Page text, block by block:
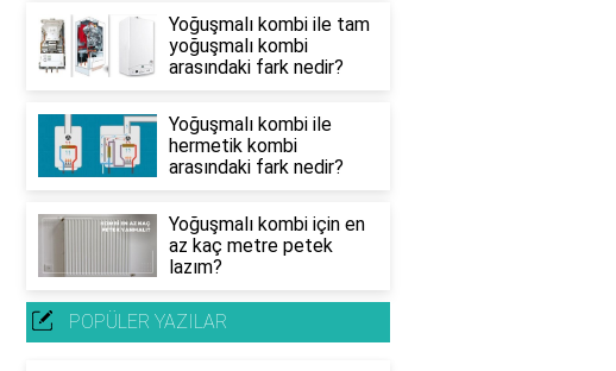
Yoğuşmalı kombi ile tam
yoğuşmalı kombi
arasındaki fark nedir?
Yoğuşmalı kombi ile
hermetik kombi
arasındaki fark nedir?
Yoğuşmalı kombi için en
az kaç metre petek
lazım?
POPÜLER YAZILAR